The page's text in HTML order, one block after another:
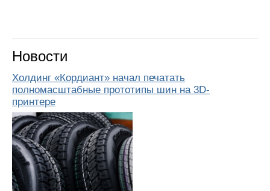
Новости
Холдинг «Кордиант» начал печатать
полномасштабные прототипы шин на 3D-
принтере